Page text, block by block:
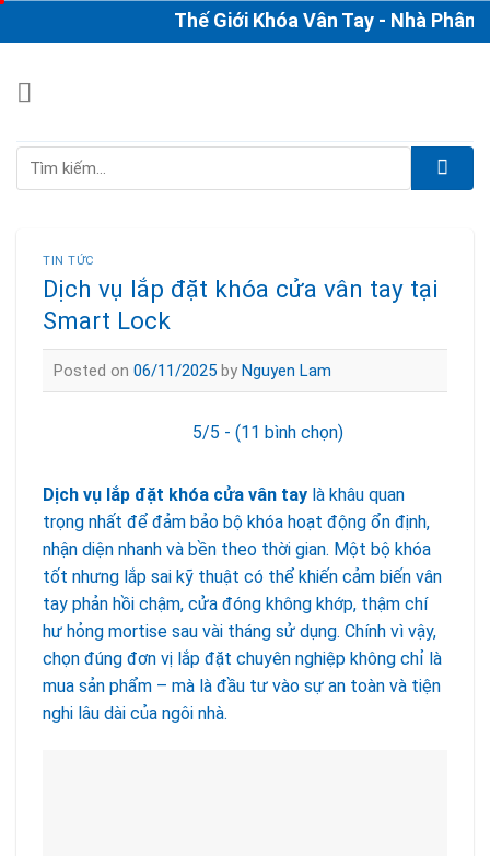
to
Thế Giới Khóa Vân Tay - Nhà Phân
Tìm
TIN TỨC
Dịch vụ lắp đặt khóa cửa vân tay tại
Smart Lock
Posted on 06/11/2025 by Nguyen Lam
5/5 - (11 bình chọn)
Dịch vụ lắp đặt khóa cửa vân tay là khâu quan
trọng nhất để đảm bảo bộ khóa hoạt động ổn định,
nhận diện nhanh và bền theo thời gian. Một bộ khóa
tốt nhưng lắp sai kỹ thuật có thể khiến cảm biến vân
tay phản hồi chậm, cửa đóng không khớp, thậm chí
hư hỏng mortise sau vài tháng sử dụng. Chính vì vậy,
chọn đúng đơn vị lắp đặt chuyên nghiệp không chỉ là
mua sản phẩm – mà là đầu tư vào sự an toàn và tiện
nghi lâu dài của ngôi nhà.